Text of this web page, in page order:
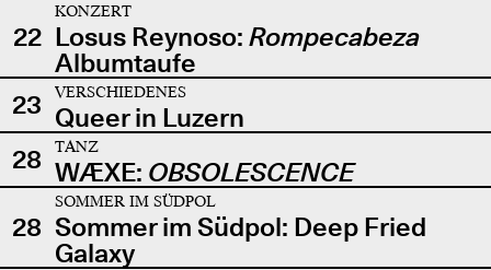
22
KONZERT
Losus Reynoso: Rompecabeza
Albumtaufe
23
VERSCHIEDENES
Queer in Luzern
28
TANZ
WÆXE: OBSOLESCENCE
28
SOMMER IM SÜDPOL
Sommer im Südpol: Deep Fried
Galaxy